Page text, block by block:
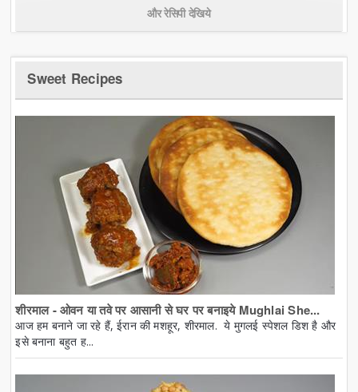
और रेसिपी देखिये
Sweet Recipes
शीरमाल - ओवन या तवे पर आसानी से घर पर बनाइये Mughlai She...
आज हम बनाने जा रहे हैं, ईरान की मशहूर, शीरमाल. ये मुगलई स्पेशल डिश है और
इसे बनाना बहुत ह...